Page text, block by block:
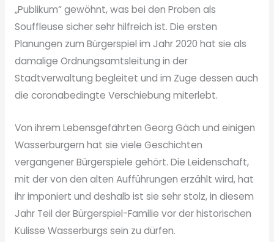
„Publikum“ gewöhnt, was bei den Proben als
Souffleuse sicher sehr hilfreich ist. Die ersten
Planungen zum Bürgerspiel im Jahr 2020 hat sie als
damalige Ordnungsamtsleitung in der
Stadtverwaltung begleitet und im Zuge dessen auch
die coronabedingte Verschiebung miterlebt.
Von ihrem Lebensgefährten Georg Gäch und einigen
Wasserburgern hat sie viele Geschichten
vergangener Bürgerspiele gehört. Die Leidenschaft,
mit der von den alten Aufführungen erzählt wird, hat
ihr imponiert und deshalb ist sie sehr stolz, in diesem
Jahr Teil der Bürgerspiel-Familie vor der historischen
Kulisse Wasserburgs sein zu dürfen.